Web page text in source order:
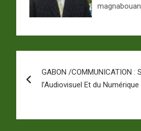
de
GABON /COMMUNICATION :
l’Audiovisuel Et du Numérique